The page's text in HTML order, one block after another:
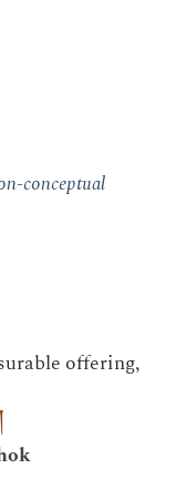
conceptual
offering,